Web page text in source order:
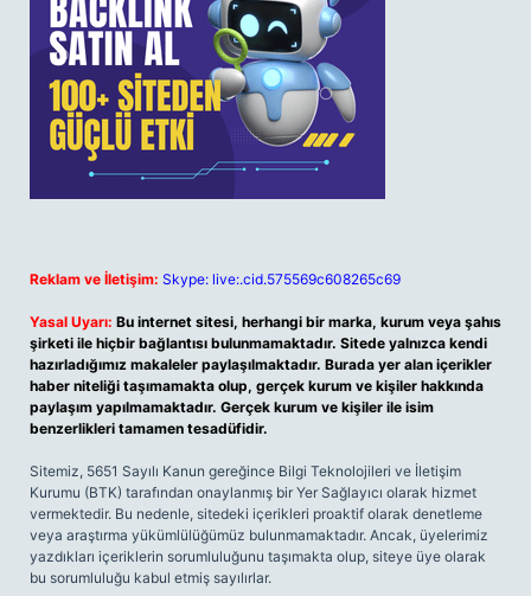
Reklam ve İletişim: Skype: live:.cid.575569c608265c69
Yasal Uyarı: Bu internet sitesi, herhangi bir marka, kurum veya şahıs
şirketi ile hiçbir bağlantısı bulunmamaktadır. Sitede yalnızca kendi
hazırladığımız makaleler paylaşılmaktadır. Burada yer alan içerikler
haber niteliği taşımamakta olup, gerçek kurum ve kişiler hakkında
paylaşım yapılmamaktadır. Gerçek kurum ve kişiler ile isim
benzerlikleri tamamen tesadüfidir.
Sitemiz, 5651 Sayılı Kanun gereğince Bilgi Teknolojileri ve İletişim
Kurumu (BTK) tarafından onaylanmış bir Yer Sağlayıcı olarak hizmet
vermektedir. Bu nedenle, sitedeki içerikleri proaktif olarak denetleme
veya araştırma yükümlülüğümüz bulunmamaktadır. Ancak, üyelerimiz
yazdıkları içeriklerin sorumluluğunu taşımakta olup, siteye üye olarak
bu sorumluluğu kabul etmiş sayılırlar.